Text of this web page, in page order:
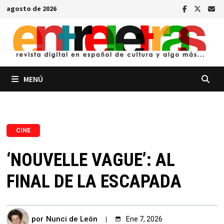
Saltar
contenido
agosto de 2026
MENÚ
CINE
‘NOUVELLE VAGUE’: AL
FINAL DE LA ESCAPADA
por Nunci de León Ene 7, 2026